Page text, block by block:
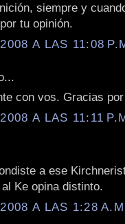
siempre y
tu opinión.
A LAS 11:08
con vos. Gracias
A LAS 11:11
a ese
Ke opina distinto.
A LAS 1:28